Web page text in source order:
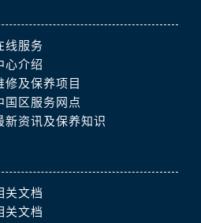
线服务
心介绍
修及保养项目
国区服务网点
新资讯及保养知识
关文档
关文档